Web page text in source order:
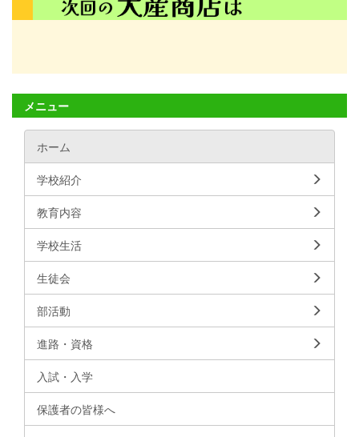
メニュー
ホーム
学校紹介
教育内容
学校生活
生徒会
部活動
進路・資格
入試・入学
保護者の皆様へ